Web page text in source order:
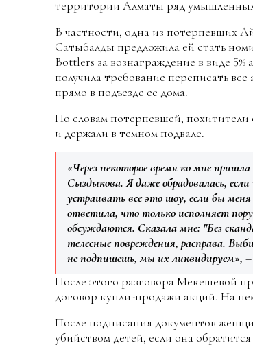
территории Алматы ряд
В частности, одна из потерпевших
Сатыбалды предложила ей стать
Bottlers за вознаграждение в виде
получила требование переписать
прямо в подъезде ее дома.
По словам потерпевшей,
и держали в темном подвале.
«Через некоторое время ко мне
Сыздыкова. Я даже обрадовалась,
устраивать все это шоу, если бы
ответила, что только исполняет
обсуждаются. Сказала мне: "Без
телесные повреждения, расправа.
не подпишешь, мы их ликвидируем»,
После этого разговора Мекешевой
договор купли-продажи акций. На
После подписания документов
убийством детей, если она